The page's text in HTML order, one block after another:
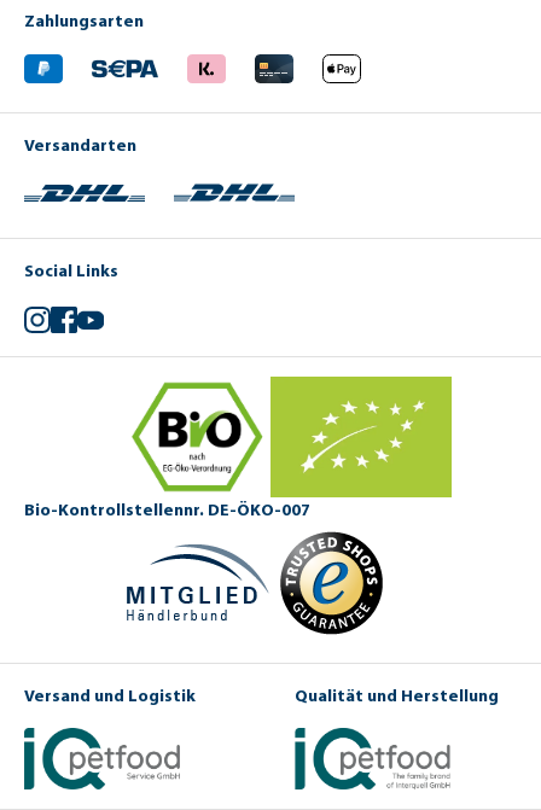
Zahlungsarten
Versandarten
Social Links
Instagram
Facebook
YouTube
Bio-Kontrollstellennr. DE-ÖKO-007
Versand und Logistik Qualität und Herstellung